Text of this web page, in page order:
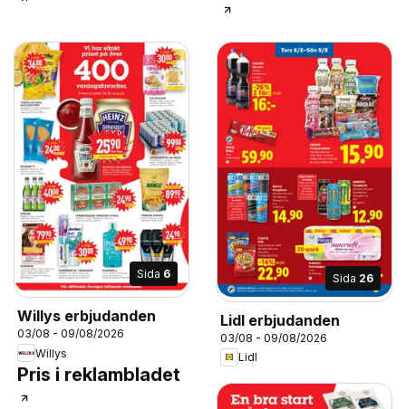
Sida 6
Willys erbjudanden
03/08 - 09/08/2026
Willys
Pris i reklambladet
Sida 26
Lidl erbjudanden
03/08 - 09/08/2026
Lidl